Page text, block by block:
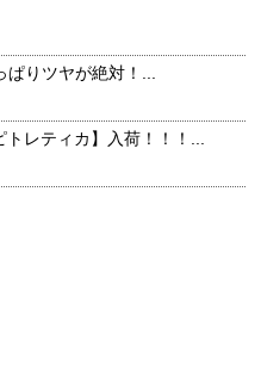
ぱりツヤが絶対！...
レティカ】入荷！！！...